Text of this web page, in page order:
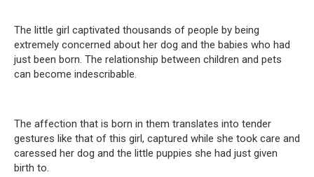
The little girl captivated thousands of people by being
extremely concerned about her dog and the babies who had
just been born. The relationship between children and pets
can become indescribable.
The affection that is born in them translates into tender
gestures like that of this girl, captured while she took care and
caressed her dog and the little puppies she had just given
birth to.